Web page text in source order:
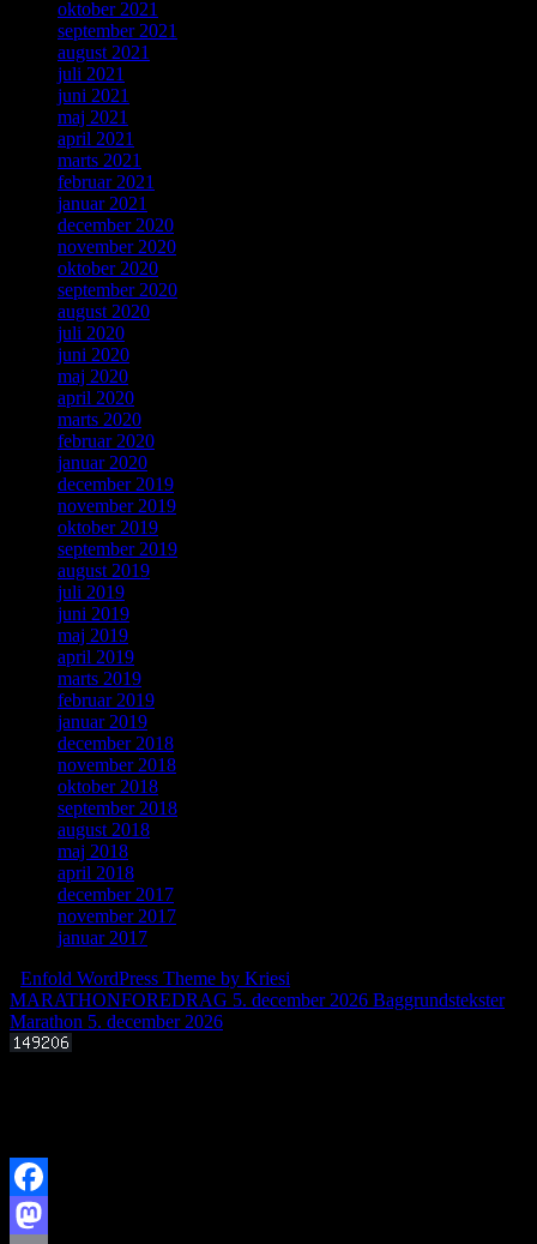
oktober 2021
september 2021
august 2021
juli 2021
juni 2021
maj 2021
april 2021
marts 2021
februar 2021
januar 2021
december 2020
november 2020
oktober 2020
september 2020
august 2020
juli 2020
juni 2020
maj 2020
april 2020
marts 2020
februar 2020
januar 2020
december 2019
november 2019
oktober 2019
september 2019
august 2019
juli 2019
juni 2019
maj 2019
april 2019
marts 2019
februar 2019
januar 2019
december 2018
november 2018
oktober 2018
september 2018
august 2018
maj 2018
april 2018
december 2017
november 2017
januar 2017
Enfold WordPress Theme by Kriesi
MARATHONFOREDRAG 5. december 2026 Baggrundstekster
Marathon 5. december 2026
Facebook